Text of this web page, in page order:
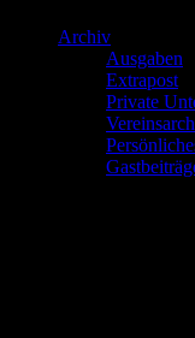
Archiv
Ausgaben
Extrapost
Private